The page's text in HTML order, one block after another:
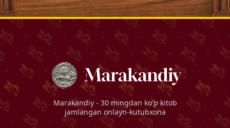
Marakandiy - 30 mingdan ko'p kitob
jamlangan onlayn-kutubxona